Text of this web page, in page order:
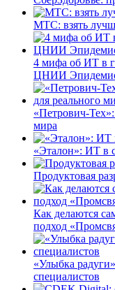
МТС: взять
4 мифа об ИТ в
ЦНИИ
«Петрович-Тех»:
мира
«Эталон»: ИТ в
Продуктовая
Как делаются
подход
«Улыбка
специалистов